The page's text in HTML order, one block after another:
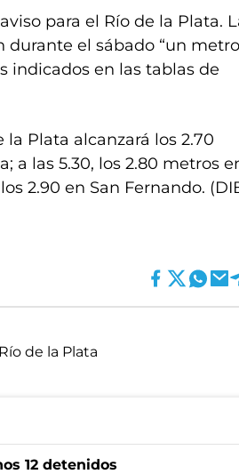
para el Río de la Plata.
durante el sábado “un metro
indicados en las tablas de
Plata alcanzará los 2.70
a las 5.30, los 2.80 metros
2.90 en San Fernando.
Río de la Plata
12 detenidos